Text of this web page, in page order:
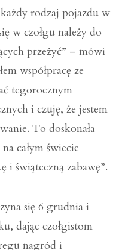
rodzaj pojazdu w
w czołgu należy do
przeżyć” – mówi
współpracę ze
tegorocznym
i czuję, że jestem
To doskonała
całym świecie
i świąteczną zabawę”.
się 6 grudnia i
dając czołgistom
nagród i